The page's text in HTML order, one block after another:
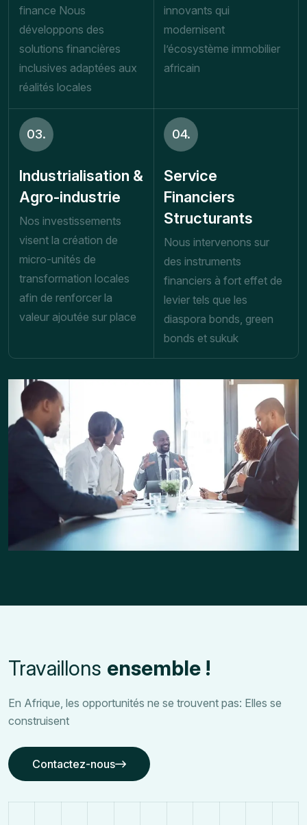
finance Nous
développons des
solutions financières
inclusives adaptées aux
réalités locales
innovants qui
modernisent
l’écosystème immobilier
africain
03.
Industrialisation &
Agro-industrie
Nos investissements
visent la création de
micro-unités de
transformation locales
afin de renforcer la
valeur ajoutée sur place
04.
Service
Financiers
Structurants
Nous intervenons sur
des instruments
financiers à fort effet de
levier tels que les
diaspora bonds, green
bonds et sukuk
Travaillons ensemble !
En Afrique, les opportunités ne se trouvent pas: Elles se
construisent
Contactez-nous
Contactez-nous